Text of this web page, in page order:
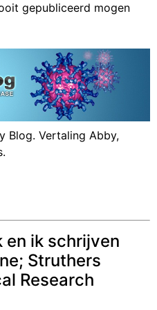
gepubliceerd mogen
Blog. Vertaling Abby,
en ik schrijven
Struthers
Research